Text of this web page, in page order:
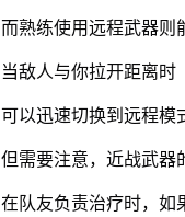
而熟练使用远程武器则
当敌人与你拉开距离时
可以迅速切换到远程模
但需要注意，近战武器
在队友负责治疗时，如